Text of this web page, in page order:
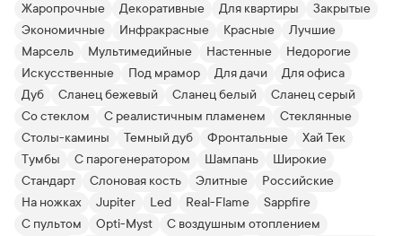
Жаропрочные
Декоративные Для квартиры
Закрытые
Экономичные
Инфракрасные Красные
Лучшие
Марсель
Мультимедийные Настенные
Недорогие
Искусственные
Под мрамор Для дачи
Для офиса
Дуб
Сланец бежевый Сланец белый
Сланец серый
Со стеклом
С реалистичным пламенем
Стеклянные
Столы-камины
Темный дуб Фронтальные
Хай Тек
Тумбы
С парогенератором Шампань
Широкие
Стандарт
Слоновая кость Элитные
Российские
На ножках
Jupiter Led Real-Flame
Sappfire
С пультом
Opti-Myst
С воздушным отоплением